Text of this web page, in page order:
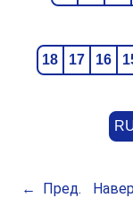
18
17 16
Пред.